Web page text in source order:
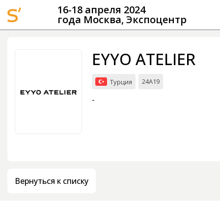
16-18 апреля 2024
года Москва, Экспоцентр
EYYO ATELIER
Турция 24A19
-
Вернуться к списку